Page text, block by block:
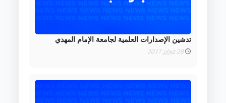
تدشين الإصدارات العلمية لجامعة الإمام المهدي
28 فبراير 2017